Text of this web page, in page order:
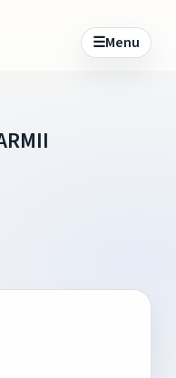
☰Menu